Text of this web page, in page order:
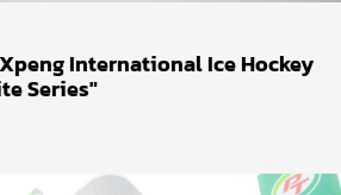
International Ice Hockey
Series"